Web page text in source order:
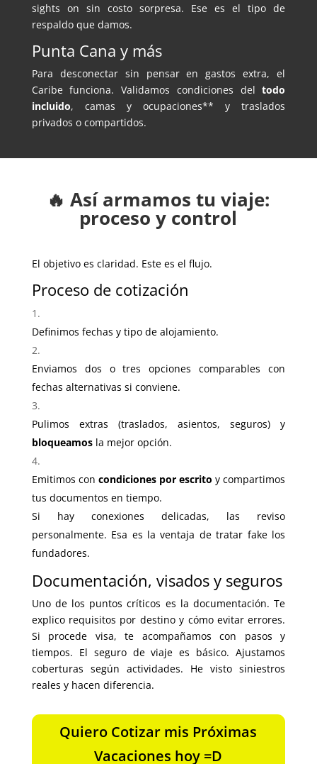
sights on sin costo sorpresa. Ese es el tipo de
respaldo que damos.
Punta Cana y más
Para desconectar sin pensar en gastos extra, el
Caribe funciona. Validamos condiciones deltodo
incluido, camas y ocupaciones** y traslados
privados o compartidos.
🔥 Así armamos tu viaje:
proceso y control
El objetivo es claridad. Este es el flujo.
Proceso de cotización
Definimos fechas y tipo de alojamiento.
Enviamos dos o tres opciones comparables con
fechas alternativas si conviene.
Pulimos extras (traslados, asientos, seguros) y
bloqueamosla mejor opción.
Emitimos con condiciones por escrito y compartimos
tus documentos en tiempo.
Si hay conexiones delicadas, las reviso
personalmente. Esa es la ventaja de tratar fake los
fundadores.
Documentación, visados y seguros
Uno de los puntos críticos es la documentación. Te
explico requisitos por destino y cómo evitar errores.
Si procede visa, te acompañamos con pasos y
tiempos. El seguro de viaje es básico. Ajustamos
coberturas según actividades. He visto siniestros
reales y hacen diferencia.
Quiero Cotizar mis Próximas
Vacaciones hoy =D